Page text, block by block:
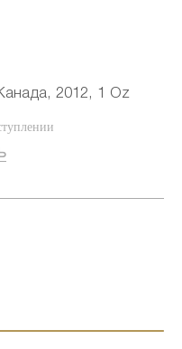
2012, 1 Oz